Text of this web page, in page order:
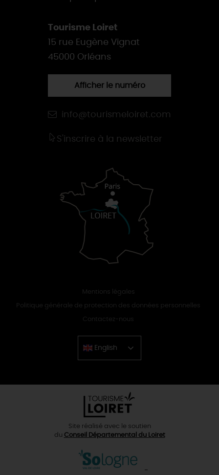
Tourisme Loiret
15 rue Eugène Vignat
45000 Orléans
Afficher le numéro
info@tourismeloiret.com
S'inscrire à la newsletter
Mentions légales
Politique générale de protection des données personnelles
Contactez-nous
English
Chinese
Site réalisé avec le soutien
du Conseil Départemental du Loiret